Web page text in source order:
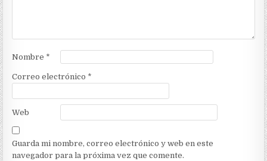
Nombre *
Correo electrónico *
Web
Guarda mi nombre, correo electrónico y web en este
navegador para la próxima vez que comente.